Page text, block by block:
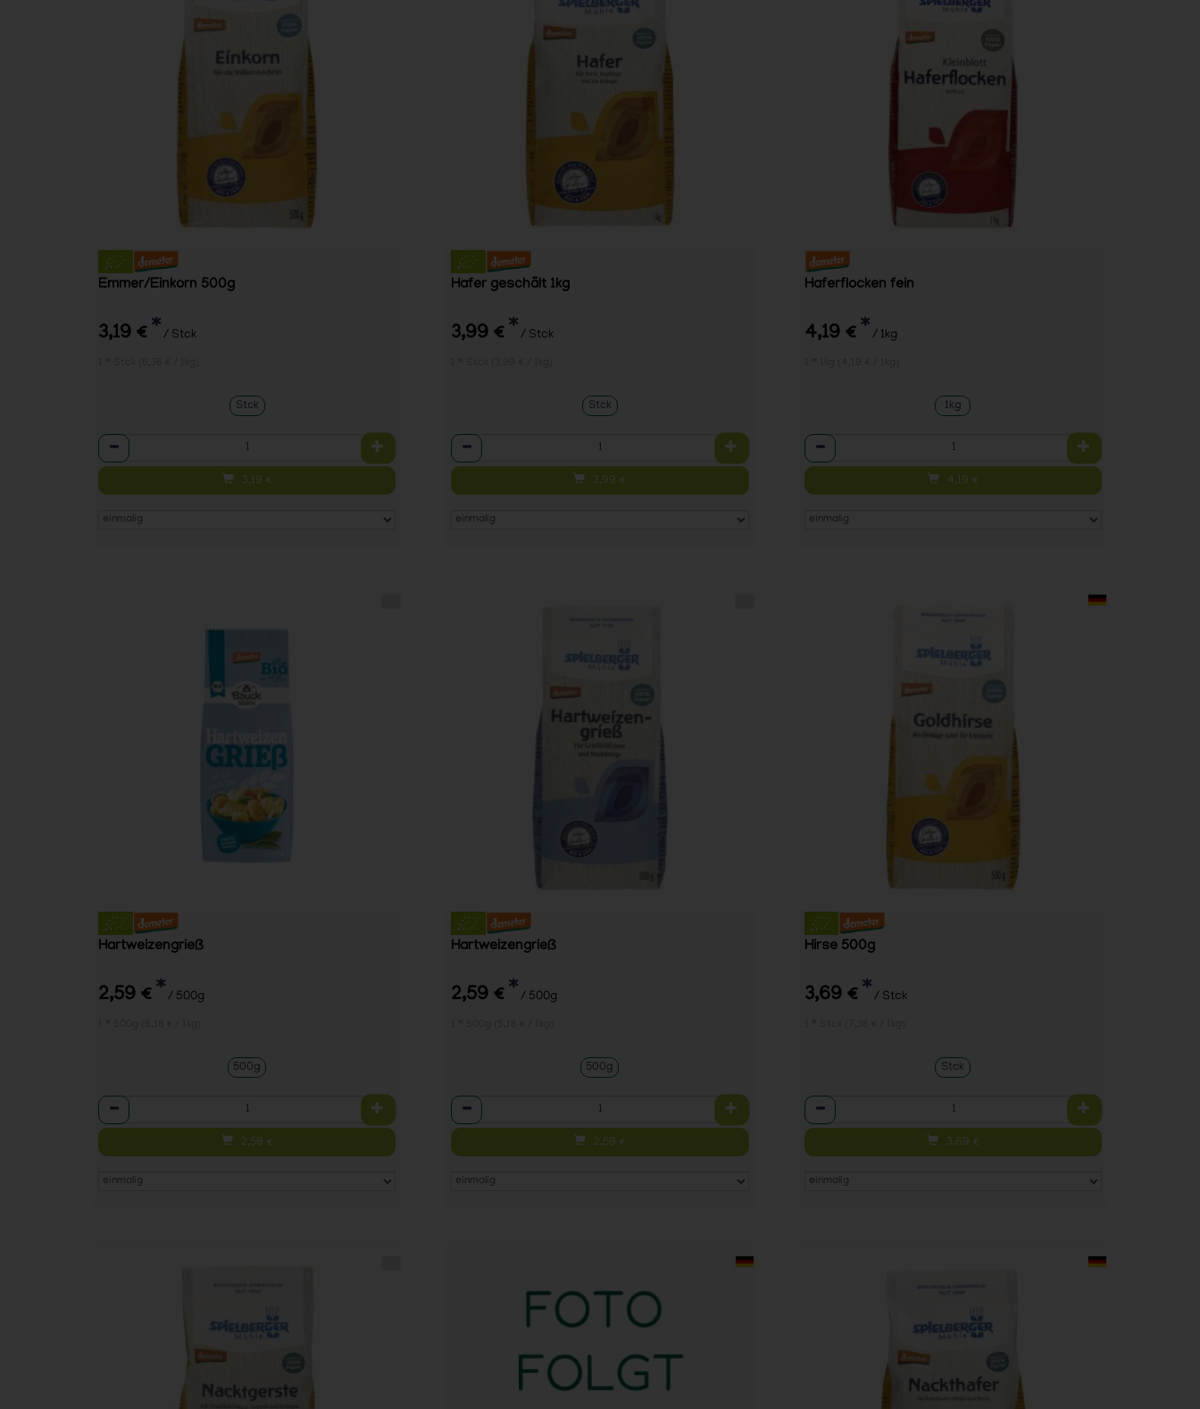
Emmer/Einkorn 500g
3,19 € * / Stck
Stck
Anzahl
3,19 €
Hafer geschält 1kg
3,99 € * / Stck
Stck
Anzahl
3,99 €
Haferflocken fein
4,19 €* / 1kg
1kg
Anzahl
4,19 €
Hartweizengrieß
2,59 € * / 500g
500g
Anzahl
2,59 €
Hartweizengrieß
2,59 € * / 500g
500g
Anzahl
2,59 €
Hirse 500g
3,69 €* / Stck
Stck
Anzahl
3,69 €